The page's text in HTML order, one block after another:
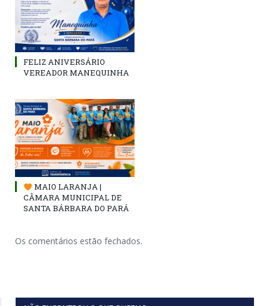
FELIZ ANIVERSÁRIO
VEREADOR MANEQUINHA
MAIO LARANJA |
CÂMARA MUNICIPAL DE
SANTA BÁRBARA DO PARÁ
Os comentários estão fechados.